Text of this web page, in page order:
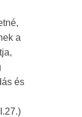
a
és